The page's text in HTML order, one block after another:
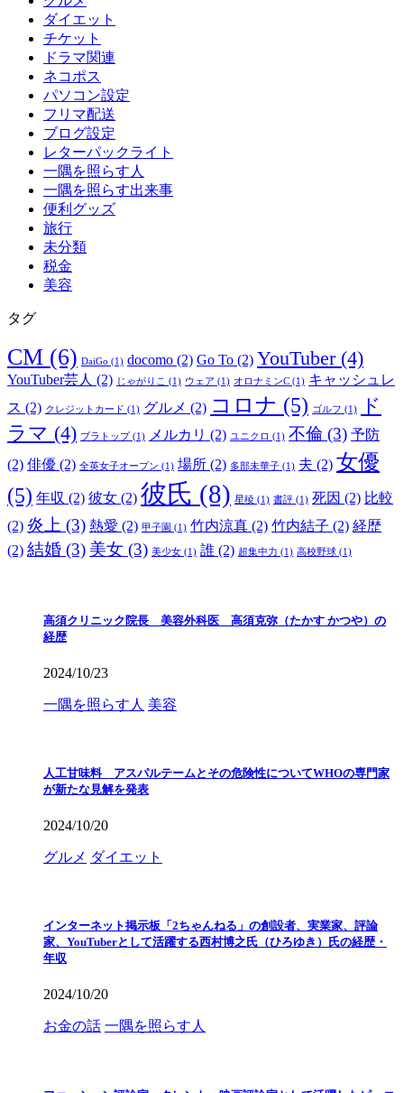
ダイエット
チケット
ドラマ関連
ネコポス
パソコン設定
フリマ配送
ブログ設定
レターパックライト
一隅を照らす人
一隅を照らす出来事
便利グッズ
旅行
未分類
税金
美容
タグ
CM (6) DaiGo (1) docomo (2) Go To (2) YouTuber(4)
YouTuber芸人 (2) じゃがりこ (1) ウェア (1) オロナミンC (1) キャッシュレ
ス (2) クレジットカード (1) グルメ (2) コロナ (5) ゴルフ (1)
ド
ラマ (4) ブラトップ (1) メルカリ (2) ユニクロ (1) 不倫 (3) 予防
(2) 俳優 (2) 全英女子オープン (1) 場所 (2) 多部未華子 (1) 夫 (2) 女優
(5) 年収 (2) 彼女 (2) 彼氏 (8) 星稜 (1) 書評 (1) 死因 (2) 比較
(2) 炎上 (3) 熱愛 (2) 甲子園 (1) 竹内涼真 (2) 竹内結子 (2) 経歴
(2) 結婚 (3) 美女 (3) 美少女 (1) 誰 (2) 超集中力 (1) 高校野球 (1)
高須クリニック院長 美容外科医 高須克弥（たかす かつや）の
経歴
2024/10/23
一隅を照らす人 美容
人工甘味料 アスパルテームとその危険性についてWHOの専門家
が新たな見解を発表
2024/10/20
グルメ ダイエット
インターネット掲示板「2ちゃんねる」の創設者、実業家、評論
家、YouTuberとして活躍する西村博之氏（ひろゆき）氏の経歴・
年収
2024/10/20
お金の話 一隅を照らす人